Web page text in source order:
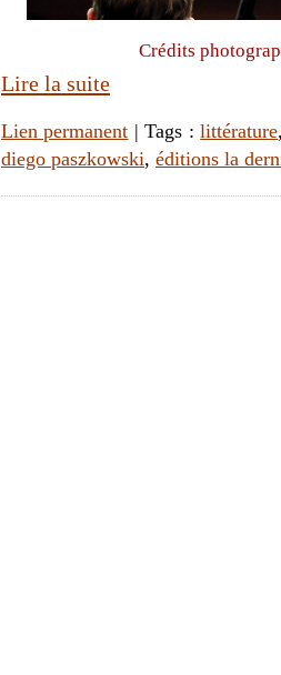
Crédits
Lire la suite
Lien permanent | Tags :littérature
diego paszkowski, éditions la